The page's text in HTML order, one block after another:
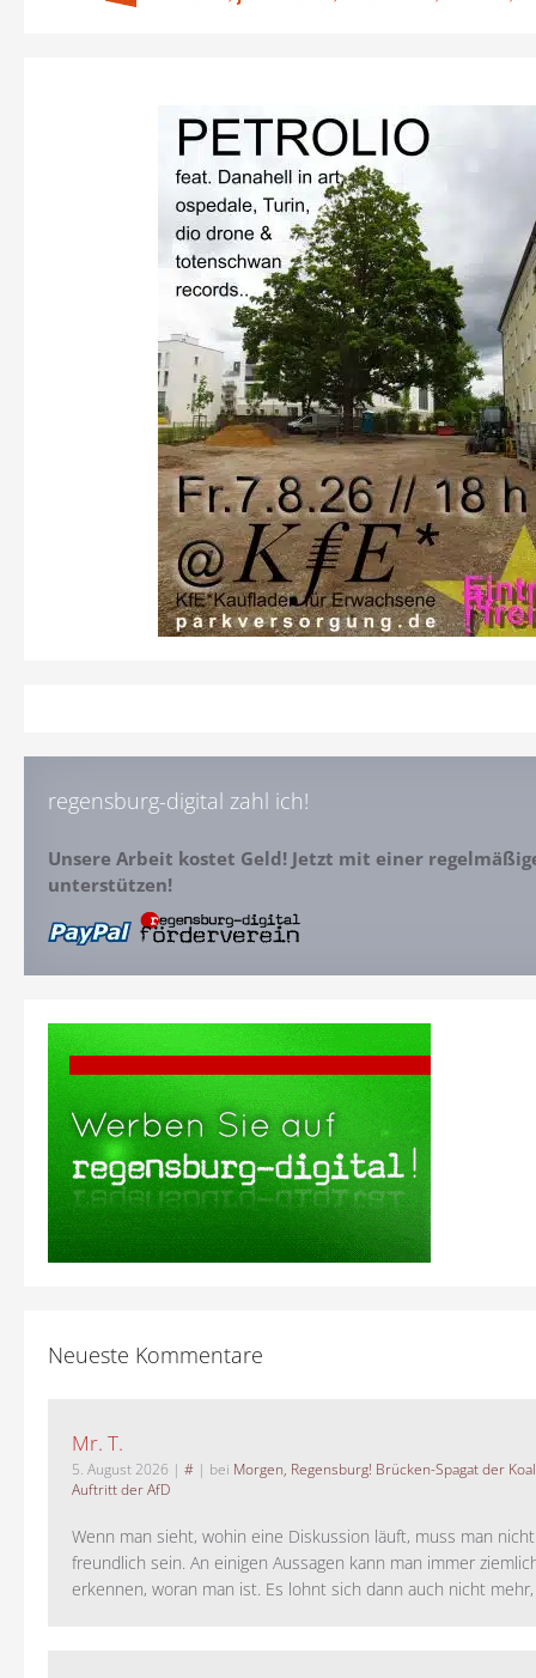
regensburg-digital zahl ich!
Unsere Arbeit kostet Geld! Jetzt mit einer
unterstützen!
Neueste Kommentare
Mr. T.
5. August 2026 | # | bei Morgen, Regensburg! Brücken-Spagat der
Auftritt der AfD
Wenn man sieht, wohin eine Diskussion läuft, muss man
freundlich sein. An einigen Aussagen kann man immer
erkennen, woran man ist. Es lohnt sich dann auch nicht mehr,